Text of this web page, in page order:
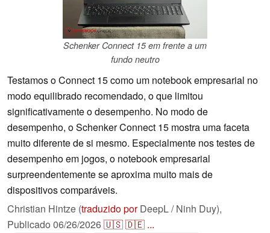
Schenker Connect 15 em frente a um
fundo neutro
Testamos o Connect 15 como um notebook empresarial no
modo equilibrado recomendado, o que limitou
significativamente o desempenho. No modo de
desempenho, o Schenker Connect 15 mostra uma faceta
muito diferente de si mesmo. Especialmente nos testes de
desempenho em jogos, o notebook empresarial
surpreendentemente se aproxima muito mais de
dispositivos comparáveis.
Christian Hintze (traduzido porDeepL / Ninh Duy),
Publicado 06/26/2026🇺🇸🇩🇪 ...